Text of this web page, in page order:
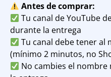
Antes de comprar:
Tu canal de YouTube
durante la entrega
Tu canal debe tener al
(mínimo 2 minutos, no
No cambies el nombre